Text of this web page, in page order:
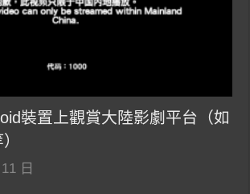
裝置上觀賞大陸影劇平台（如
日